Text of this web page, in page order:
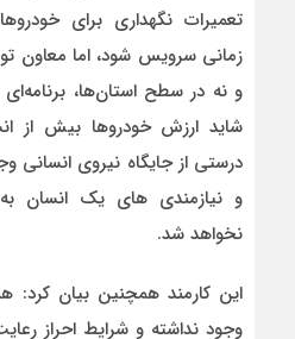
تعمیرات نگهداری برای
زمانی سرویس شود، اما معاون
و نه در سطح استان‌ها، برنامه‌ای
شاید ارزش خودروها بیش از
درستی از جایگاه نیروی انسانی
و نیازمندی های یک انسان
نخواهد شد.
این کارمند همچنین بیان کرد:
وجود نداشته و شرایط احراز